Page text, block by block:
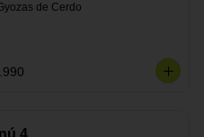
de Cerdo
4